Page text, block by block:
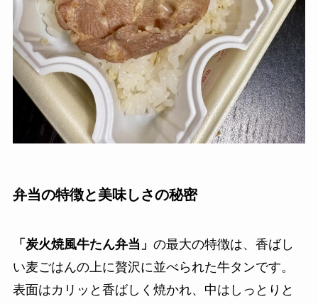
弁当の特徴と美味しさの秘密
「炭火焼風牛たん弁当」 の最大の特徴は、香ばし
い麦ごはんの上に贅沢に並べられた牛タンです。
表面はカリッと香ばしく焼かれ、中はしっとりと